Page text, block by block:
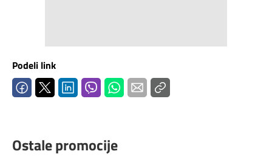
Podeli link
Ostale promocije